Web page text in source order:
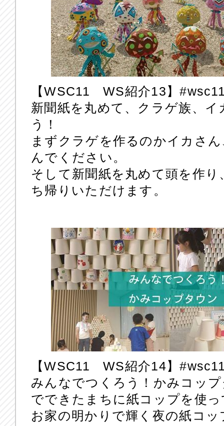
【WSC11 WS紹介13】‪
新聞紙を丸めて、クラゲ族、
う！
まずクラゲを作るのかイカさ
んでください。
そして新聞紙を丸めて頭を作
ち帰りいただけます。
【WSC11 WS紹介14】‪
みんなでつくろう！かみコッ
でできたまちに紙コップを使
お家の明かりで輝く夜の紙コ